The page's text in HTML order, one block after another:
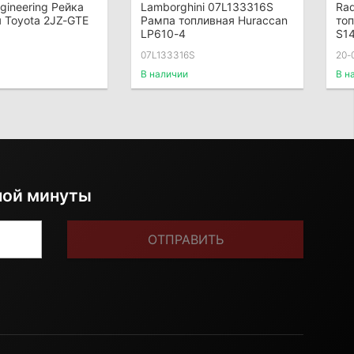
Рейка
Toyota 2JZ-GTE
Lamborghini 07L133316S
Рампа топливная Huraccan
LP610-4
07L133316S
В наличии
20-
В
минуты
ОТПРАВИТЬ